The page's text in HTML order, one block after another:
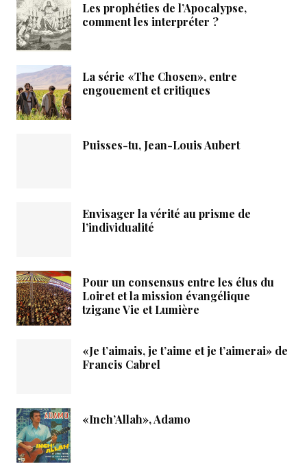
Les prophéties de l’Apocalypse,
comment les interpréter ?
La série «The Chosen», entre
engouement et critiques
Puisses-tu, Jean-Louis Aubert
Envisager la vérité au prisme de
l’individualité
Pour un consensus entre les élus du
Loiret et la mission évangélique
tzigane Vie et Lumière
«Je t’aimais, je t’aime et je t’aimerai» de
Francis Cabrel
«Inch’Allah», Adamo